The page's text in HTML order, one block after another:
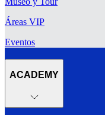
Áreas VIP
Eventos
ACADEMY